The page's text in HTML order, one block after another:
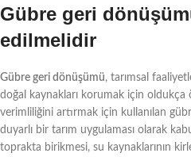
Gübre geri
edilmelidir
Gübre geri dönüşümü, tarımsal
doğal kaynakları korumak için oldukça
verimliliğini artırmak için kullanılan
duyarlı bir tarım uygulaması olarak
toprakta birikmesi, su kaynaklarının